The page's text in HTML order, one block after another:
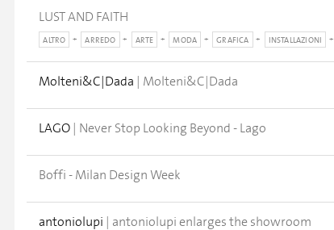
LUST AND FAITH
ALTRO ARREDO ARTE MODA GRAFICA INSTALLAZIONI
Molteni&C|Dada | Molteni&C|Dada
LAGO | Never Stop Looking Beyond - Lago
Boffi - Milan Design Week
antoniolupi | antoniolupi enlarges the showroom